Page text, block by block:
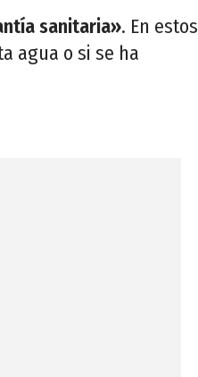
sanitaria». En estos
agua o si se ha